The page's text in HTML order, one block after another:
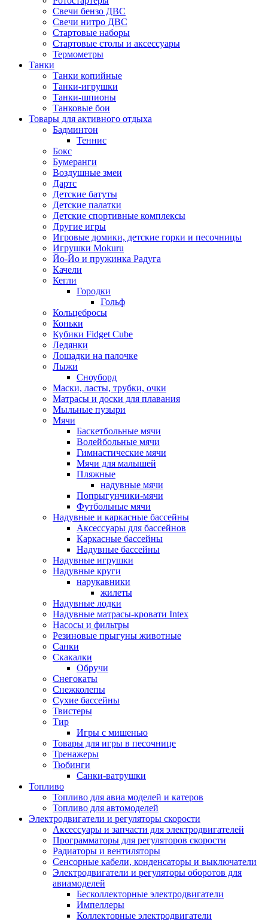
Свечи бензо ДВС
Свечи нитро ДВС
Стартовые наборы
Стартовые столы и аксессуары
Термометры
Танки
Танки копийные
Танки-игрушки
Танки-шпионы
Танковые бои
Товары для активного отдыха
Бадминтон
Теннис
Бокс
Бумеранги
Воздушные змеи
Дартс
Детские батуты
Детские палатки
Детские спортивные комплексы
Другие игры
Игровые домики, детские горки и песочницы
Игрушки Mokuru
Йо-Йо и пружинка Радуга
Качели
Кегли
Городки
Гольф
Кольцебросы
Коньки
Кубики Fidget Cube
Ледянки
Лошадки на палочке
Лыжи
Сноуборд
Маски, ласты, трубки, очки
Матрасы и доски для плавания
Мыльные пузыри
Мячи
Баскетбольные мячи
Волейбольные мячи
Гимнастические мячи
Мячи для малышей
Пляжные
надувные мячи
Попрыгунчики-мячи
Футбольные мячи
Надувные и каркасные бассейны
Аксессуары для бассейнов
Каркасные бассейны
Надувные бассейны
Надувные игрушки
Надувные круги
нарукавники
жилеты
Надувные лодки
Надувные матрасы-кровати Intex
Насосы и фильтры
Резиновые прыгуны животные
Санки
Скакалки
Обручи
Снегокаты
Снежколепы
Сухие бассейны
Твистеры
Тир
Игры с мишенью
Товары для игры в песочнице
Тренажеры
Тюбинги
Санки-ватрушки
Топливо
Топливо для авиа моделей и катеров
Топливо для автомоделей
Электродвигатели и регуляторы скорости
Аксессуары и запчасти для электродвигателей
Программаторы для регуляторов скорости
Радиаторы и вентиляторы
Сенсорные кабели, конденсаторы и выключатели
Электродвигатели и регуляторы оборотов для
авиамоделей
Бесколлекторные электродвигатели
Импеллеры
Коллекторные электродвигатели